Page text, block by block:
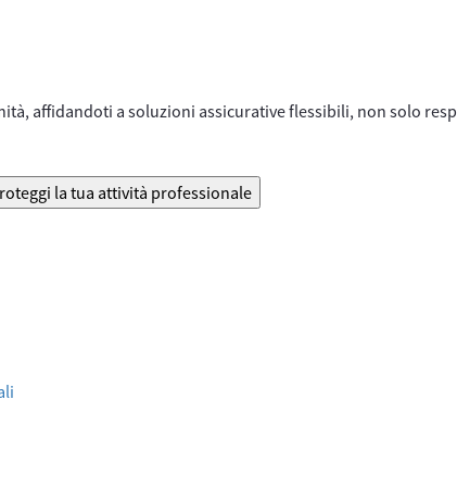
affidandoti a soluzioni assicurative flessibili, non solo
la tua attività professionale